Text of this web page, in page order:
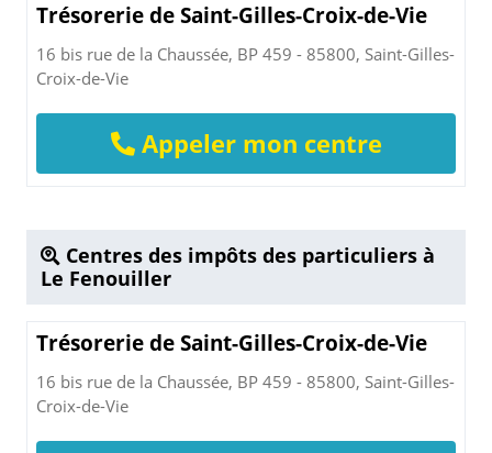
Trésorerie de Saint-Gilles-Croix-de-Vie
16 bis rue de la Chaussée, BP 459 - 85800, Saint-Gilles-
Croix-de-Vie
Appeler mon centre
Centres des impôts des particuliers à
Le Fenouiller
Trésorerie de Saint-Gilles-Croix-de-Vie
16 bis rue de la Chaussée, BP 459 - 85800, Saint-Gilles-
Croix-de-Vie